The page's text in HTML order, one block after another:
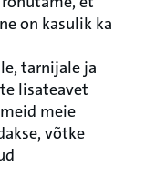
on kasulik ka
tarnijale ja
lisateavet
meie
võtke